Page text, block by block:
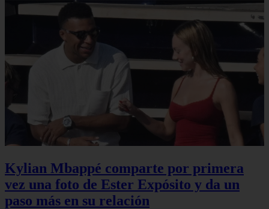
Kylian Mbappé comparte por primera
vez una foto de Ester Expósito y da un
paso más en su relación